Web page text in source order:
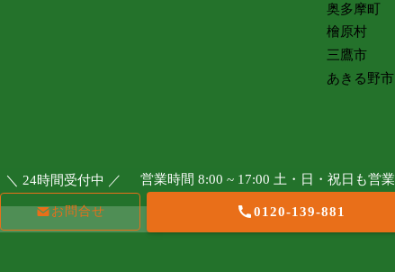
奥多摩町
檜原村
三鷹市
あきる野市
＼ 24時間受付中 ／
お問合せ
営業時間 8:00 ~ 17:00 土・日・祝日も営業
0120-139-881